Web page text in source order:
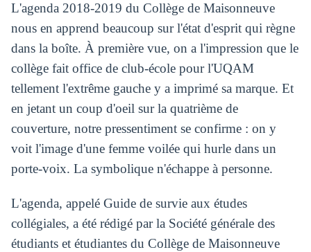
L'agenda 2018-2019 du Collège de Maisonneuve
nous en apprend beaucoup sur l'état d'esprit qui règne
dans la boîte. À première vue, on a l'impression que le
collège fait office de club-école pour l'UQAM
tellement l'extrême gauche y a imprimé sa marque. Et
en jetant un coup d'oeil sur la quatrième de
couverture, notre pressentiment se confirme : on y
voit l'image d'une femme voilée qui hurle dans un
porte-voix. La symbolique n'échappe à personne.
L'agenda, appelé Guide de survie aux études
collégiales, a été rédigé par la Société générale des
étudiants et étudiantes du Collège de Maisonneuve